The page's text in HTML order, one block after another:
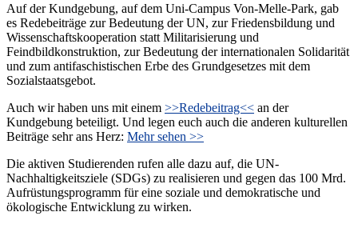
Auf der Kundgebung, auf dem Uni-Campus Von-Melle-Park, gab
es Redebeiträge zur Bedeutung der UN, zur Friedensbildung und
Wissenschaftskooperation statt Militarisierung und
Feindbildkonstruktion, zur Bedeutung der internationalen Solidarität
und zum antifaschistischen Erbe des Grundgesetzes mit dem
Sozialstaatsgebot.
Auch wir haben uns mit einem >>Redebeitrag<< an der
Kundgebung beteiligt. Und legen euch auch die anderen kulturellen
Beiträge sehr ans Herz: Mehr sehen >>
Die aktiven Studierenden rufen alle dazu auf, die UN-
Nachhaltigkeitsziele (SDGs) zu realisieren und gegen das 100 Mrd.
Aufrüstungsprogramm für eine soziale und demokratische und
ökologische Entwicklung zu wirken.